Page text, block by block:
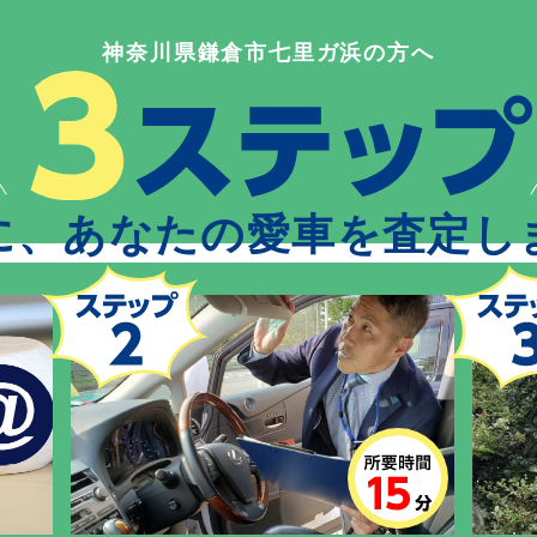
神奈川県鎌倉市七里ガ浜の方へ
、あなたの愛車を査定し